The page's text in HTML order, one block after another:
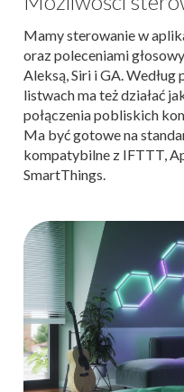
Mamy sterowanie w
oraz poleceniami
Aleksą, Siri i GA.
listwach ma też działać
połączenia pobliskich
Ma być gotowe na
kompatybilne z IFTTT,
SmartThings.